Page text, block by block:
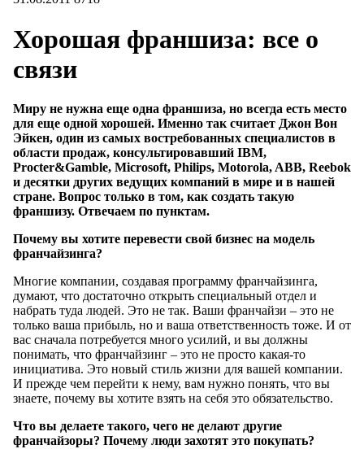
Хорошая франшиза: все о
связи
Миру не нужна еще одна франшиза, но всегда есть место
для еще одной хорошей. Именно так считает Джон Вон
Эйкен, один из самых востребованных специалистов в
области продаж, консультировавший IBM,
Procter&Gamble, Microsoft, Philips, Motorola, ABB, Reebok
и десятки других ведущих компаний в мире и в нашей
стране. Вопрос только в том, как создать такую
франшизу. Отвечаем по пунктам.
Почему вы хотите перевести свой бизнес на модель
франчайзинга?
Многие компании, создавая программу франчайзинга,
думают, что достаточно открыть специальный отдел и
набрать туда людей. Это не так. Ваши франчайзи – это не
только ваша прибыль, но и ваша ответственность тоже. И от
вас сначала потребуется много усилий, и вы должны
понимать, что франчайзинг – это не просто какая-то
инициатива. Это новый стиль жизни для вашей компании.
И прежде чем перейти к нему, вам нужно понять, что вы
знаете, почему вы хотите взять на себя это обязательство.
Что вы делаете такого, чего не делают другие
франчайзоры? Почему люди захотят это покупать?